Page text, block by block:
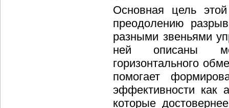
Основная цель
преодолению
разными звеньями
ней описаны
горизонтального
помогает
эффективности как
которые